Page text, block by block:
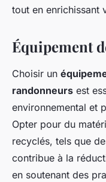
tout en enrichissant
Équipement
Choisir un
randonneurs est
environnemental et
Opter pour du
recyclés, tels que
contribue à la
en soutenant des